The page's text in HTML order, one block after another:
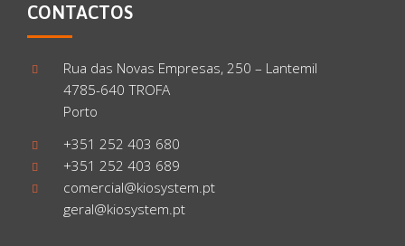
CONTACTOS
Rua das Novas Empresas, 250 – Lantemil
4785-640 TROFA
Porto
+351 252 403 680
+351 252 403 689
comercial@kiosystem.pt
geral@kiosystem.pt